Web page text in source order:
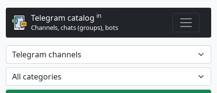
Telegram catalog in
Channels, chats (groups), bots